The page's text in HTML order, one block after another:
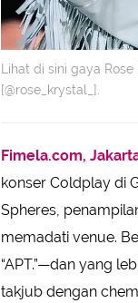
Lihat di sini gaya
[@rose_krystal_].
Fimela.com,
konser Coldplay di
Spheres,
memadati venue.
“APT.”—dan yang
takjub dengan